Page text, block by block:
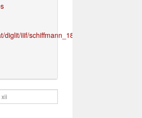
iiif/schiffmann_1895/manifest.json